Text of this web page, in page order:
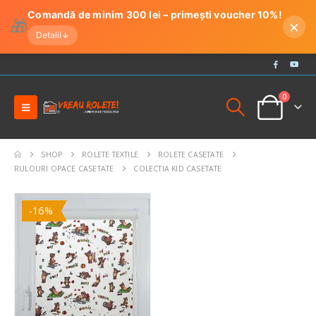
🎁
Comandă de minim 300 lei – primești voucher 10%!
Detalii ↓ ×
0
SHOP ROLETE TEXTILE
ROLETE CASETATE
RULOURI OPACE CASETATE
COLECTIA KID CASETATE
-16%